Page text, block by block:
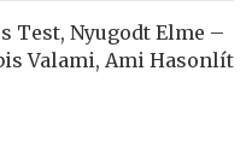
Test, Nyugodt Elme –
Valami, Ami Hasonlít